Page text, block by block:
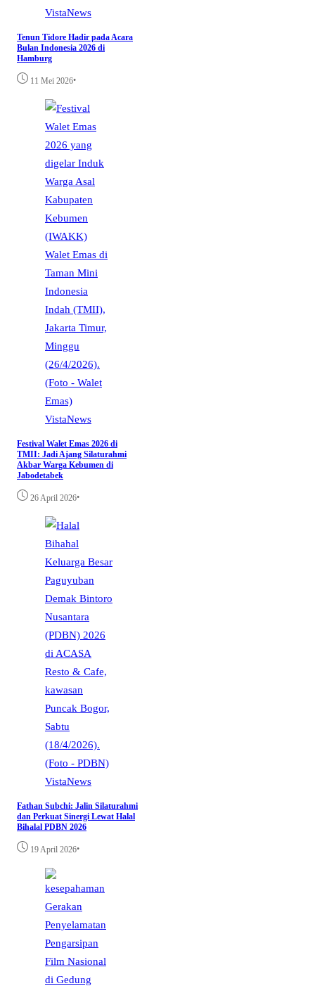
VistaNews
Tenun Tidore Hadir pada Acara
Bulan Indonesia 2026 di
Hamburg
11 Mei 2026•
VistaNews
Festival Walet Emas 2026 di
TMII: Jadi Ajang Silaturahmi
Akbar Warga Kebumen di
Jabodetabek
26 April 2026•
VistaNews
Fathan Subchi: Jalin Silaturahmi
dan Perkuat Sinergi Lewat Halal
Bihalal PDBN 2026
19 April 2026•